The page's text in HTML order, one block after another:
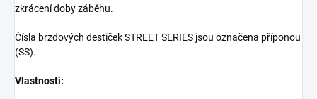
zkrácení doby záběhu.
Čísla brzdových destiček STREET SERIES jsou označena příponou
(SS).
Vlastnosti: